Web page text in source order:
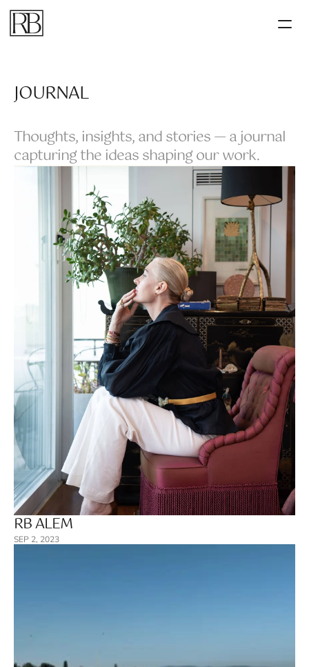
JOURNAL
Thoughts, insights, and stories — a journal
capturing the ideas shaping our work.
RB ALEM
SEP 2, 2023